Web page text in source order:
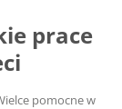
prace
pomocne w